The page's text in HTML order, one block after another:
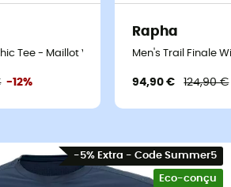
Tee - Maillot VTT
-12%
Rapha
Men's Trail Finale
94,90 € 124,90 €
-5% Extra - Code Summer5
Eco-conçu